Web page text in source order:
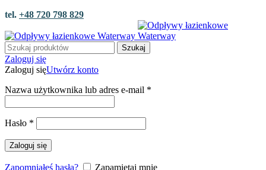
tel. +48 720 798 829
Szukaj
Zaloguj się
Zaloguj sięUtwórz konto
Nazwa użytkownika lub adres e-mail *
Hasło *
Zaloguj się
Zapomniałeś hasła?
Zapamiętaj mnie